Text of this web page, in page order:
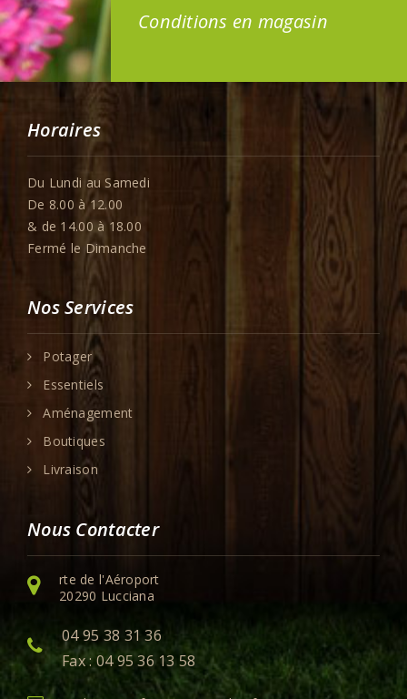
Conditions en magasin
Horaires
Du Lundi au Samedi
De 8.00 à 12.00
& de 14.00 à 18.00
Fermé le Dimanche
Nos Services
Potager
Essentiels
Aménagement
Boutiques
Livraison
Nous Contacter
rte de l'Aéroport
20290 Lucciana
04 95 38 31 36
Fax : 04 95 36 13 58